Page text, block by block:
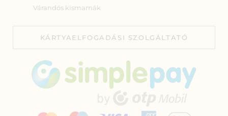
Várandós kismamák
KÁRTYAELFOGADÁSI SZOLGÁLTATÓ